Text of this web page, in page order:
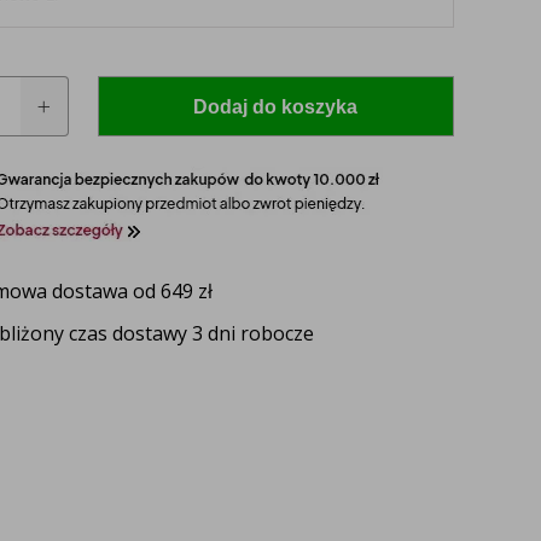
model i rocznik swojego ciągnika, a nasz
idealnie dopasowane lampy, zapewniające
Dodaj do koszyka
dostawa od 649 zł
czas dostawy 3 dni robocze